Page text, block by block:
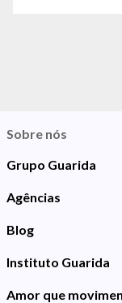
Sobre nós
Grupo Guarida
Agências
Blog
Instituto Guarida
Amor que